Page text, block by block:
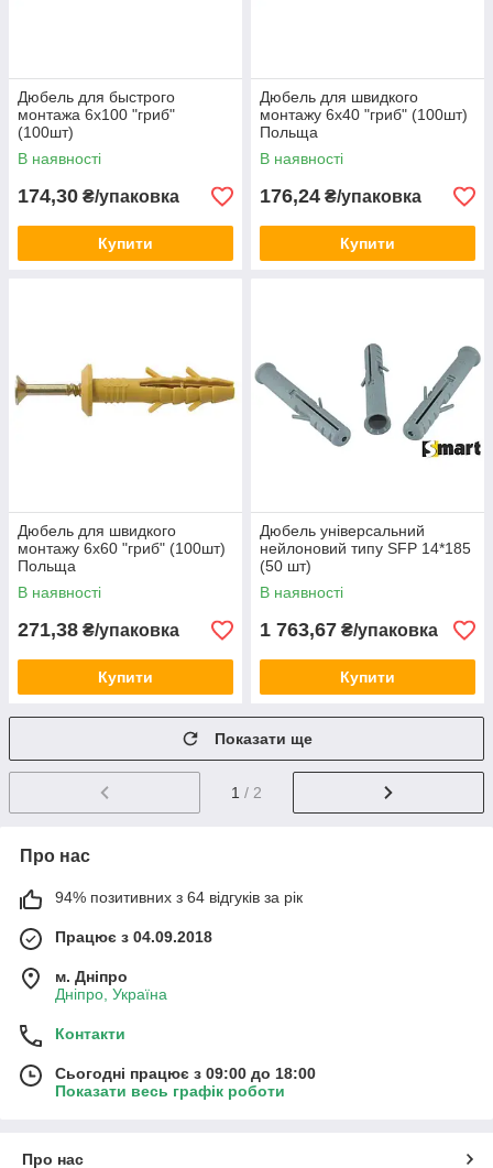
Дюбель для быстрого
монтажа 6х100 "гриб"
(100шт)
В наявності
174,30 ₴/упаковка
Купити
Дюбель для швидкого
монтажу 6х40 "гриб" (100шт)
Польща
В наявності
176,24 ₴/упаковка
Купити
Дюбель для швидкого
монтажу 6х60 "гриб" (100шт)
Польща
В наявності
271,38 ₴/упаковка
Купити
Дюбель універсальний
нейлоновий типу SFP 14*185
(50 шт)
В наявності
1 763,67 ₴/упаковка
Купити
Показати ще
1 / 2
Про нас
94% позитивних з 64 відгуків за рік
Працює з 04.09.2018
м. Дніпро
Дніпро, Україна
Контакти
Сьогодні працює з 09:00 до 18:00
Показати весь графік роботи
Про нас